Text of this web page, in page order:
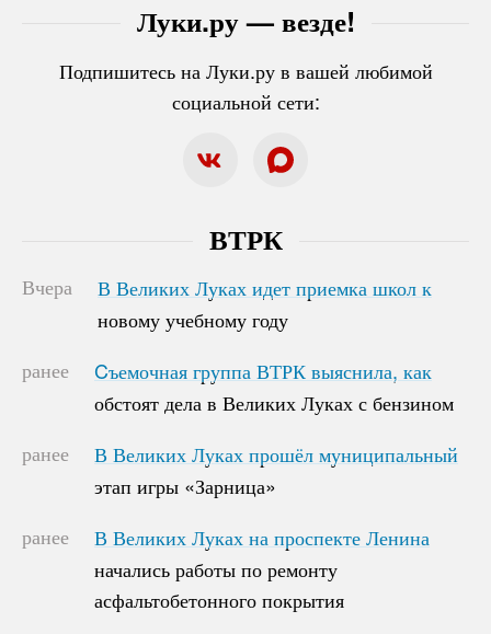
Луки.ру — везде!
Подпишитесь на Луки.ру в вашей любимой
социальной сети:
ВТРК
Вчера
В Великих Луках идет приемка школ к
новому учебному году
В Великих Луках идет приемка школ к
новому учебному году
ранее
Cъемочная группа ВТРК выяснила, как
обстоят дела в Великих Луках с бензином
Cъемочная группа ВТРК выяснила, как
обстоят дела в Великих Луках с бензином
ранее
В Великих Луках прошёл муниципальный
этап игры «Зарница»
В Великих Луках прошёл муниципальный
этап игры «Зарница»
ранее
В Великих Луках на проспекте Ленина
начались работы по ремонту
асфальтобетонного покрытия
В Великих Луках на проспекте Ленина
начались работы по ремонту
асфальтобетонного покрытия